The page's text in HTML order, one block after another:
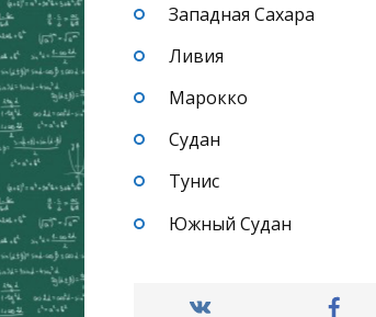
Западная Сахара
Ливия
Марокко
Судан
Тунис
Южный Судан